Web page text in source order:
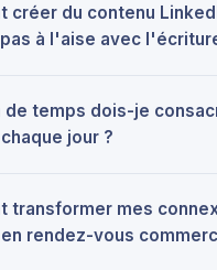
créer du contenu
à l'aise avec
de temps dois-je
jour ?
transformer mes
rendez-vous